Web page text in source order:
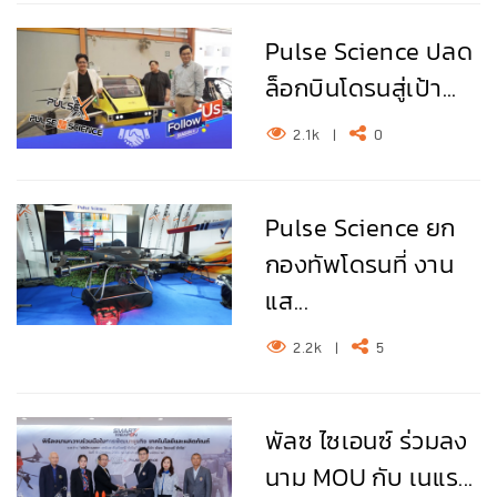
Pulse Science ปลด
ล็อกบินโดรนสู่เป้า...
2.1k | 0
Pulse Science ยก
กองทัพโดรนที่ งาน
แส...
2.2k | 5
พัลซ ไซเอนซ์ ร่วมลง
นาม MOU กับ เนแร...